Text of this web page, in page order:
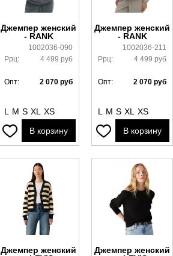
Джемпер женский
- RANK
1002036-090
Ррц:
4 499 руб
Опт: 2 070 руб
L M S XL
XS
В корзину
Джемпер женский
- RANK
1002036-211
Ррц:
4 499 руб
Опт: 2 070 руб
L M S XL
XS
В корзину
Джемпер женский
Джемпер женский